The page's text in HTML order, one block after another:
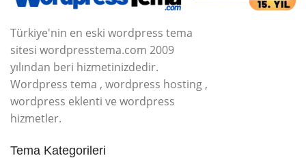
Türkiye'nin en eski wordpress tema
sitesi wordpresstema.com 2009
yılından beri hizmetinizdedir.
Wordpress tema , wordpress hosting ,
wordpress eklenti ve wordpress
hizmetler.
Tema Kategorileri